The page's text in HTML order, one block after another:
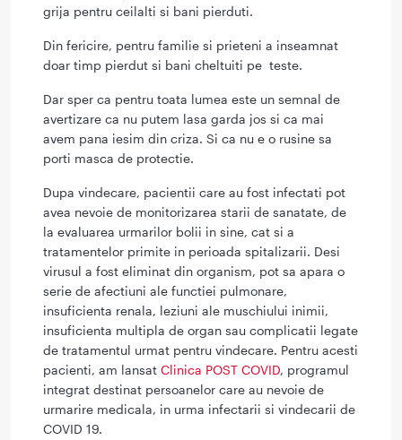
grija pentru ceilalti si bani pierduti.
Din fericire, pentru familie si prieteni a inseamnat
doar timp pierdut si bani cheltuiti pe teste.
Dar sper ca pentru toata lumea este un semnal de
avertizare ca nu putem lasa garda jos si ca mai
avem pana iesim din criza. Si ca nu e o rusine sa
porti masca de protectie.
Dupa vindecare, pacientii care au fost infectati pot
avea nevoie de monitorizarea starii de sanatate, de
la evaluarea urmarilor bolii in sine, cat si a
tratamentelor primite in perioada spitalizarii. Desi
virusul a fost eliminat din organism, pot sa apara o
serie de afectiuni ale functiei pulmonare,
insuficienta renala, leziuni ale muschiului inimii,
insuficienta multipla de organ sau complicatii legate
de tratamentul urmat pentru vindecare. Pentru acesti
pacienti, am lansat Clinica POST COVID, programul
integrat destinat persoanelor care au nevoie de
urmarire medicala, in urma infectarii si vindecarii de
COVID 19.